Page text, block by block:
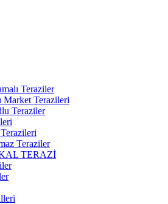
Teraziler
Market Terazileri
Teraziler
Teraziler
TERAZİ